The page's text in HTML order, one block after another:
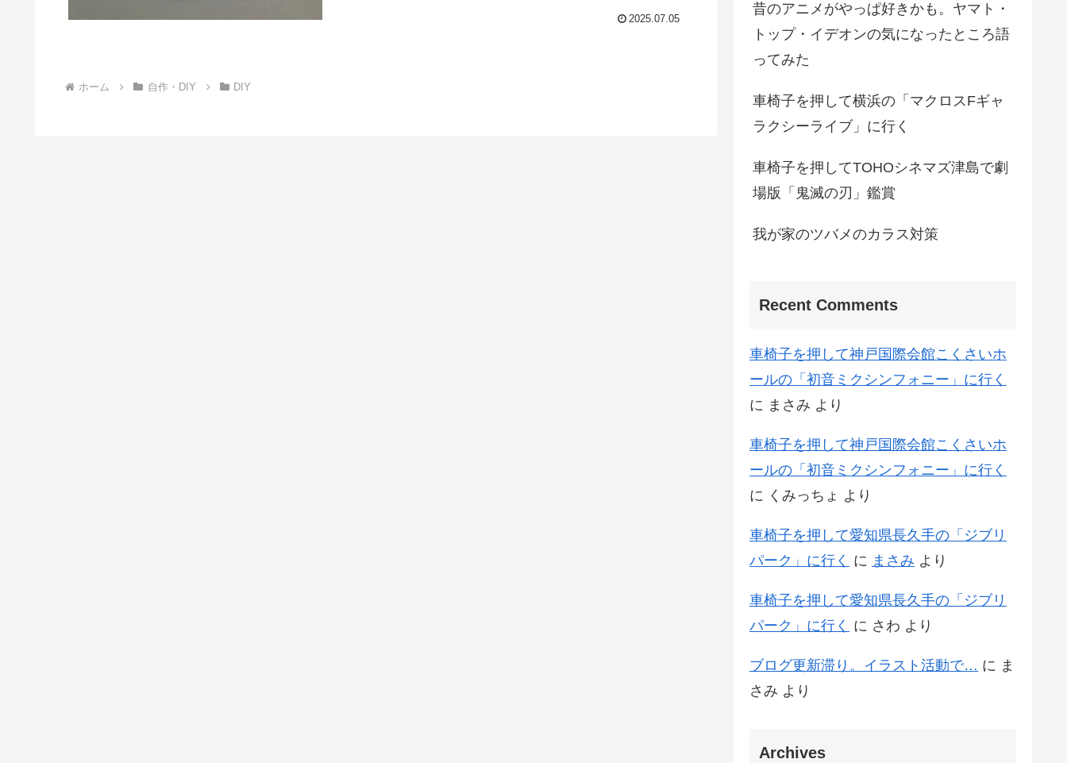
2025.07.05
ホーム 自作・DIY DIY
昔のアニメがやっぱ好きかも。ヤマト・
トップ・イデオンの気になったところ語
ってみた
車椅子を押して横浜の「マクロスFギャ
ラクシーライブ」に行く
車椅子を押してTOHOシネマズ津島で劇
場版「鬼滅の刃」鑑賞
我が家のツバメのカラス対策
Recent Comments
車椅子を押して神戸国際会館こくさいホ
ールの「初音ミクシンフォニー」に行く
に まさみ より
車椅子を押して神戸国際会館こくさいホ
ールの「初音ミクシンフォニー」に行く
に くみっちょ より
車椅子を押して愛知県長久手の「ジブリ
パーク」に行く に まさみ より
車椅子を押して愛知県長久手の「ジブリ
パーク」に行く に さわ より
ブログ更新滞り。イラスト活動で… に ま
さみ より
Archives